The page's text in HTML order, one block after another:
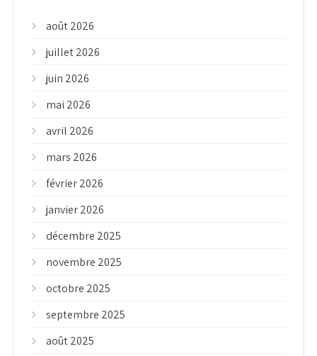
août 2026
juillet 2026
juin 2026
mai 2026
avril 2026
mars 2026
février 2026
janvier 2026
décembre 2025
novembre 2025
octobre 2025
septembre 2025
août 2025